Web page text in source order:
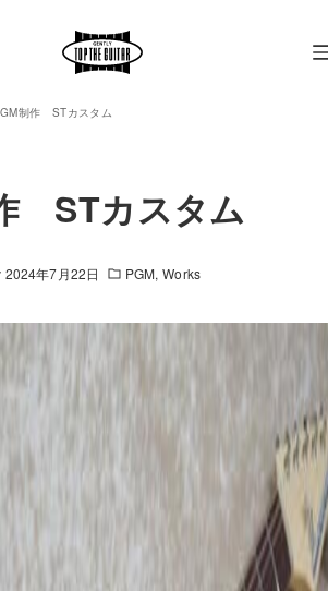
制作 STカスタム
STカスタム
2024年7月22日 PGM Works